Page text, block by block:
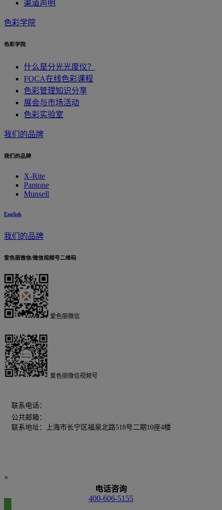
渠道声明
色彩学院
色彩学院
什么是分光光度仪？
FOCA在线色彩课程
色彩管理知识分享
展会与市场活动
色彩实验室
我们的品牌
我们的品牌
X-Rite
Pantone
Munsell
English
我们的品牌
爱色丽微信/微信视频号二维码
爱色丽微信
爱色丽微信视频号
联系电话：
公共邮箱：
联系地址：上海市长宁区福泉北路518号二期10座4楼
×
电话咨询
400-606-5155